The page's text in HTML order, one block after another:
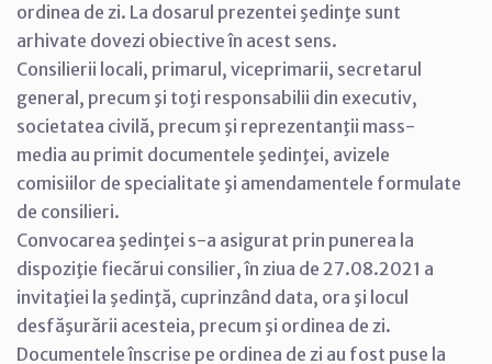
ordinea de zi. La dosarul prezentei şedinţe sunt
arhivate dovezi obiective în acest sens.
Consilierii locali, primarul, viceprimarii, secretarul
general, precum şi toţi responsabilii din executiv,
societatea civilă, precum şi reprezentanţii mass-
media au primit documentele şedinţei, avizele
comisiilor de specialitate şi amendamentele formulate
de consilieri.
Convocarea şedinţei s-a asigurat prin punerea la
dispoziţie fiecărui consilier, în ziua de 27.08.2021 a
invitaţiei la şedinţă, cuprinzând data, ora şi locul
desfăşurării acesteia, precum şi ordinea de zi.
Documentele înscrise pe ordinea de zi au fost puse la